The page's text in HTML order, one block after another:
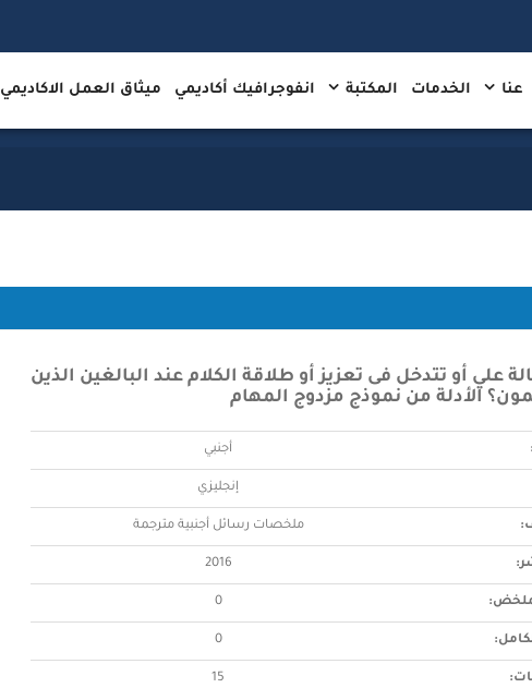
عنا الخدمات المكتبة انفوجرافيك أكاديمي ميثاق العمل الاكاديمي
علي أو تتدخل فى تعزيز أو طلاقة الكلام عند البالغين الذين
الأدلة من نموذج مزدوج المهام
أجنبي
إنجليزي
ملخصات رسائل أجنبية مترجمة
2016
0
0
15